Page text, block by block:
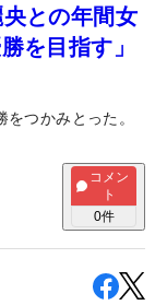
との年間女
を目指す」
つかみとった。
コメン
ト
0件